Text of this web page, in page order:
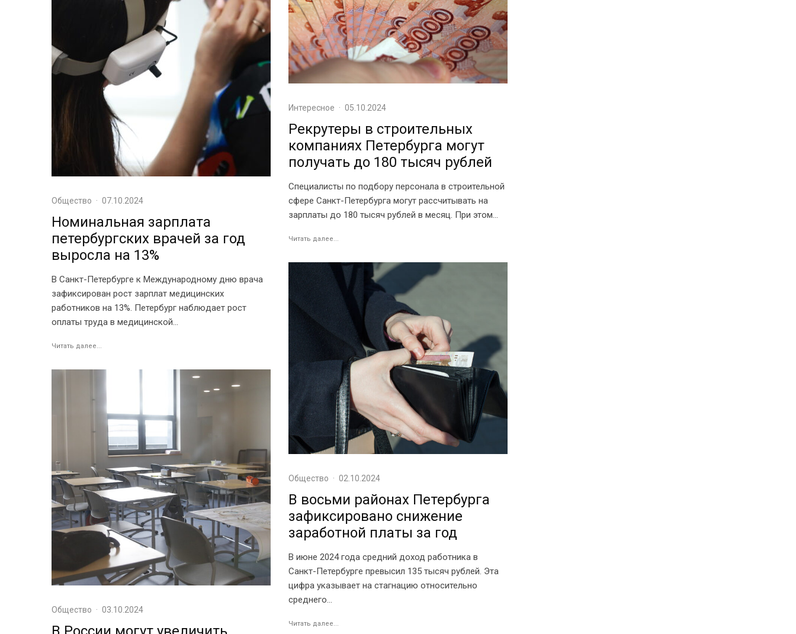
Общество · 07.10.2024
Номинальная зарплата
петербургских врачей за год
выросла на 13%
В Санкт-Петербурге к Международному дню врача
зафиксирован рост зарплат медицинских
работников на 13%. Петербург наблюдает рост
оплаты труда в медицинской...
Читать далее...
Общество · 03.10.2024
Интересное · 05.10.2024
Рекрутеры в строительных
компаниях Петербурга могут
получать до 180 тысяч рублей
Специалисты по подбору персонала в строительной
сфере Санкт-Петербурга могут рассчитывать на
зарплаты до 180 тысяч рублей в месяц. При этом...
Читать далее...
Общество · 02.10.2024
В восьми районах Петербурга
зафиксировано снижение
заработной платы за год
В июне 2024 года средний доход работника в
Санкт-Петербурге превысил 135 тысяч рублей. Эта
цифра указывает на стагнацию относительно
среднего...
Читать далее...